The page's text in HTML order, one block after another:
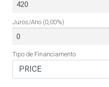
Juros/Ano (0,00%)
Tipo de Financiamento
PRICE